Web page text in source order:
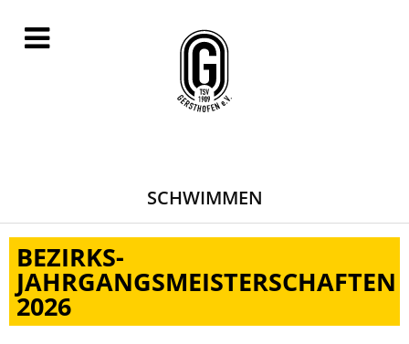
SCHWIMMEN
BEZIRKS-
JAHRGANGSMEISTERSCHAFTEN
2026